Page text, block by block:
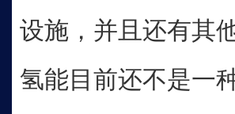
设施，并且还有其
氢能目前还不是一